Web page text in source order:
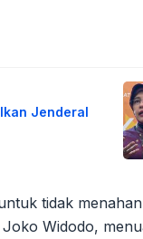
Jenderal
tidak
Widodo,